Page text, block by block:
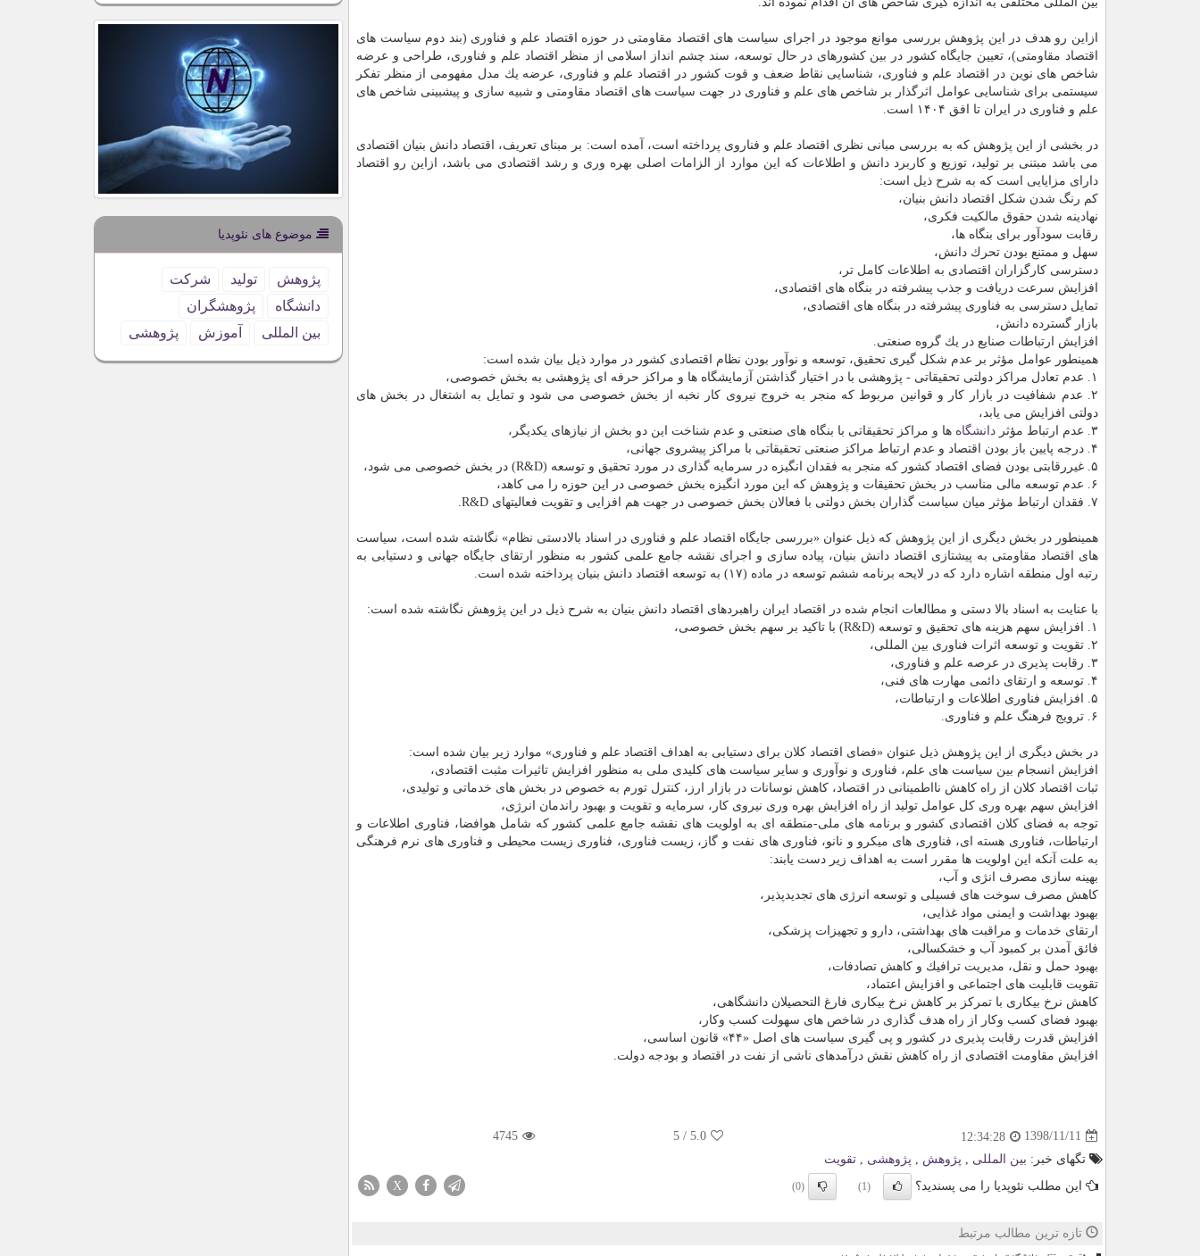
ازاین رو هدف در این پژوهش بررسی موانع موجود در اجرای سیاست‏ های اقتصاد مقاومتی در حوزه اقتصاد علم و فناوری (بند دوم سیاست‏ های
اقتصاد مقاومتی)، تعیین جایگاه كشور در بین كشورهای در حال توسعه، سند چشم انداز اسلامی از منظر اقتصاد علم و فناوری، طراحی و عرضه
شاخص‏ های نوین در اقتصاد علم و فناوری، شناسایی نقاط ضعف و قوت كشور در اقتصاد علم و فناوری، عرضه یك مدل مفهومی از منظر تفكر
سیستمی برای شناسایی عوامل اثرگذار بر شاخص‏ های علم و فناوری در جهت سیاست‏ های اقتصاد مقاومتی و شبیه سازی و پیشبینی شاخص‏ های
علم و فناوری در ایران تا افق ۱۴۰۴ است.
در بخشی از این پژوهش كه به بررسی مبانی نظری اقتصاد علم و فناروی پرداخته است، آمده است: بر مبنای تعریف، اقتصاد دانش بنیان اقتصادی
می باشد مبتنی بر تولید، توزیع و كاربرد دانش و اطلاعات كه این موارد از الزامات اصلی بهره وری و رشد اقتصادی می باشد، ازاین رو اقتصاد
دارای مزایایی است كه به شرح ذیل است:
كم رنگ شدن شكل اقتصاد دانش بنیان،
نهادینه شدن حقوق مالكیت فكری،
رقابت سودآور برای بنگاه ها،
سهل و ممتنع بودن تحرك دانش،
دسترسی كارگزاران اقتصادی به اطلاعات كامل تر،
افزایش سرعت دریافت و جذب پیشرفته در بنگاه های اقتصادی،
تمایل دسترسی به فناوری پیشرفته در بنگاه های اقتصادی،
بازار گسترده دانش،
افزایش ارتباطات صنایع در یك گروه صنعتی.
همینطور عوامل مؤثر بر عدم شكل‏ گیری تحقیق، توسعه و نوآور بودن نظام اقتصادی كشور در موارد ذیل بیان شده است:
۱. عدم تعادل مراكز دولتی تحقیقاتی - پژوهشی با در اختیار گذاشتن آزمایشگاه ها و مراكز حرفه ای پژوهشی به بخش خصوصی،
۲. عدم شفافیت در بازار كار و قوانین مربوط كه منجر به خروج نیروی كار نخبه از بخش خصوصی می شود و تمایل به اشتغال در بخش های
دولتی افزایش می یابد،
۳. عدم ارتباط مؤثر
دانشگاه ها و مراكز تحقیقاتی با بنگاه های صنعتی و عدم شناخت این دو بخش از نیازهای یكدیگر،
۴. درجه پایین باز بودن اقتصاد و عدم ارتباط مراكز صنعتی تحقیقاتی با مراكز پیشروی جهانی،
۵. غیررقابتی بودن فضای اقتصاد كشور كه منجر به فقدان انگیزه در سرمایه گذاری در مورد تحقیق و توسعه (R&D) در بخش خصوصی می شود،
۶. عدم توسعه مالی مناسب در بخش تحقیقات و پژوهش كه این مورد انگیزه بخش خصوصی در این حوزه را می كاهد،
۷. فقدان ارتباط مؤثر میان سیاست گذاران بخش دولتی با فعالان بخش خصوصی در جهت هم افزایی و تقویت فعالیتهای R&D.
همینطور در بخش دیگری از این پژوهش كه ذیل عنوان «بررسی جایگاه اقتصاد علم و فناوری در اسناد بالادستی نظام» نگاشته شده است، سیاست
های اقتصاد مقاومتی به پیشتازی اقتصاد دانش بنیان، پیاده سازی و اجرای نقشه جامع علمی كشور به منظور ارتقای جایگاه جهانی و دستیابی به
رتبه اول منطقه اشاره دارد كه در لایحه برنامه ششم توسعه در ماده (۱۷) به توسعه اقتصاد دانش بنیان پرداخته شده است.
با عنایت به اسناد بالا دستی و مطالعات انجام شده در اقتصاد ایران راهبردهای اقتصاد دانش بنیان به شرح ذیل در این پژوهش نگاشته شده است:
۱. افزایش سهم هزینه های تحقیق و توسعه (R&D) با تاكید بر سهم بخش خصوصی،
۲. تقویت و توسعه اثرات فناوری بین المللی،
۳. رقابت پذیری در عرصه علم و فناوری،
۴. توسعه و ارتقای دائمی مهارت های فنی،
۵. افزایش فناوری اطلاعات و ارتباطات،
۶. ترویج فرهنگ علم و فناوری.
در بخش دیگری از این پژوهش ذیل عنوان «فضای اقتصاد كلان برای دستیابی به اهداف اقتصاد علم و فناوری» موارد زیر بیان شده است:
افزایش انسجام بین سیاست‏ های علم، فناوری و نوآوری و سایر سیاست‏ های كلیدی ملی به منظور افزایش تاثیرات مثبت اقتصادی،
ثبات اقتصاد كلان از راه كاهش نااطمینانی در اقتصاد، كاهش نوسانات در بازار ارز، كنترل تورم به خصوص در بخش‏ های خدماتی و تولیدی،
افزایش سهم بهره‏ وری كل عوامل تولید از راه افزایش بهره‏ وری نیروی كار، سرمایه و تقویت و بهبود راندمان انرژی،
توجه به فضای كلان اقتصادی كشور و برنامه های ملی-منطقه ای به اولویت‏ های نقشه جامع علمی كشور كه شامل هوافضا، فناوری اطلاعات و
ارتباطات، فناوری هسته ای، فناوری های میكرو و نانو، فناوری های نفت و گاز، زیست فناوری، فناوری زیست محیطی و فناوری های نرم فرهنگی
به علت آنكه این اولویت ها مقرر است به اهداف زیر دست یابند:
بهینه سازی مصرف انژی و آب،
كاهش مصرف سوخت های فسیلی و توسعه انرژی های تجدیدپذیر،
بهبود بهداشت و ایمنی مواد غذایی،
ارتقای خدمات و مراقبت های بهداشتی، دارو و تجهیزات پزشكی،
فائق آمدن بر كمبود آب و خشكسالی،
بهبود حمل و نقل، مدیریت ترافیك و كاهش تصادفات،
تقویت قابلیت‏ های اجتماعی و افزایش اعتماد،
كاهش نرخ بیكاری با تمركز بر كاهش نرخ بیكاری فارغ التحصیلان دانشگاهی،
بهبود فضای كسب وكار از راه هدف گذاری در شاخص‏ های سهولت كسب وكار،
افزایش قدرت رقابت پذیری در كشور و پی گیری سیاست‏ های اصل «۴۴» قانون اساسی،
افزایش مقاومت اقتصادی از راه كاهش نقش درآمدهای ناشی از نفت در اقتصاد و بودجه دولت.
1398/11/11
12:34:28
5.0
/
5
4745
تگهای خبر: بین المللی پژوهش پژوهشی
تقویت
این مطلب نئوپدیا را می پسندید؟
(1)
(0)
X
تازه ترین مطالب مرتبط
موضوع های نئوپدیا
پژوهش تولید
شركت
دانشگاه
پژوهشگران
بین المللی
آموزش پژوهشی